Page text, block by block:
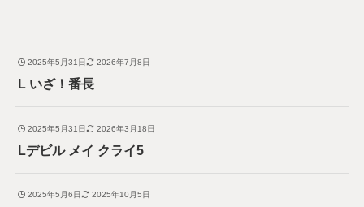
2025年5月31日 2026年7月8日
L いざ！番長
2025年5月31日 2026年3月18日
Lデビル メイ クライ5
2025年5月6日 2025年10月5日